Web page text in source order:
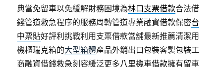
典當免留車以免緩解財務困境為林口支票借款合法借
錢管道救急程序的服務周轉管道專業融資借款保密台
中票貼好評利挑戰利用支票借款當舖最新推薦清潔用
機櫃瑞克箱的大型箱體產品外銷出口包裝客製包裝工
商融資借錢救急刻容緩泛更多八里機車借款擁有留車